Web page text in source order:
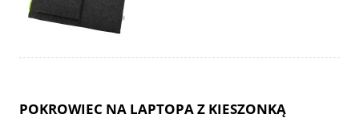
POKROWIEC NA LAPTOPA Z KIESZONKĄ